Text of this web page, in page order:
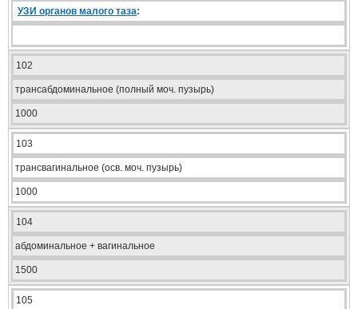
УЗИ органов малого таза:
102
трансабдоминальное (полный моч. пузырь)
1000
103
трансвагинальное (осв. моч. пузырь)
1000
104
абдоминальное + вагинальное
1500
105